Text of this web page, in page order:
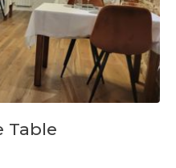
Table